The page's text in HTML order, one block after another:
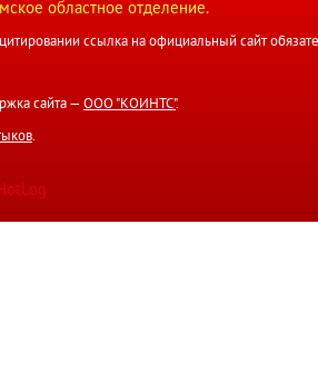
областное отделение.
ссылка на официальный сайт
сайта — ООО "КОИНТС".
.